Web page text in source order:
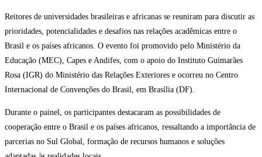
Reitores de universidades brasileiras e africanas se reuniram para discutir as
prioridades, potencialidades e desafios nas relações acadêmicas entre o
Brasil e os países africanos. O evento foi promovido pelo Ministério da
Educação (MEC), Capes e Andifes, com o apoio do Instituto Guimarães
Rosa (IGR) do Ministério das Relações Exteriores e ocorreu no Centro
Internacional de Convenções do Brasil, em Brasília (DF).
Durante o painel, os participantes destacaram as possibilidades de
cooperação entre o Brasil e os países africanos, ressaltando a importância de
parcerias no Sul Global, formação de recursos humanos e soluções